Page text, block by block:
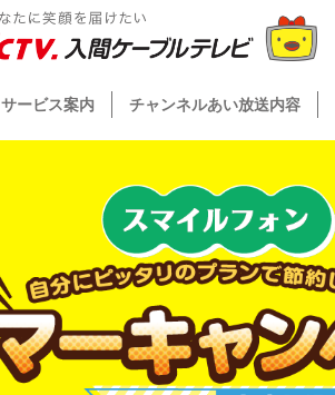
サービス案内 チャンネルあい放送内容